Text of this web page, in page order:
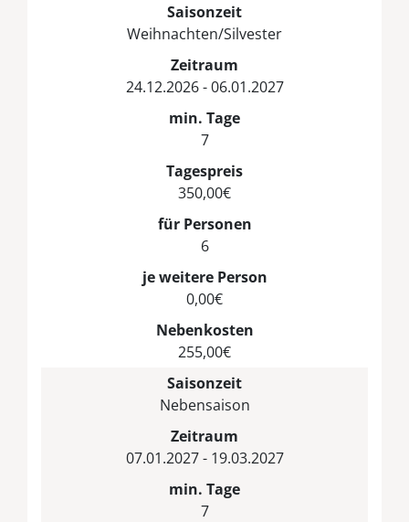
Saisonzeit
Weihnachten/Silvester
Zeitraum
24.12.2026 - 06.01.2027
min. Tage
7
Tagespreis
350,00€
für Personen
6
je weitere Person
0,00€
Nebenkosten
255,00€
Saisonzeit
Nebensaison
Zeitraum
07.01.2027 - 19.03.2027
min. Tage
7